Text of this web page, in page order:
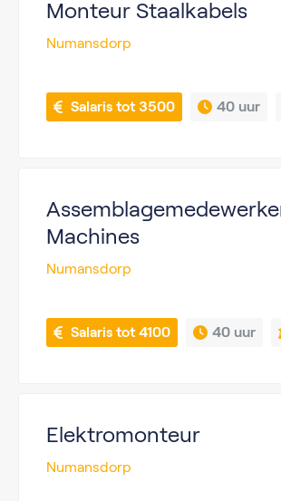
Monteur Staalkabels
Numansdorp
Salaris tot 3500 40 uur
Machines
Numansdorp
Salaris tot 4100 40 uur
Elektromonteur
Numansdorp